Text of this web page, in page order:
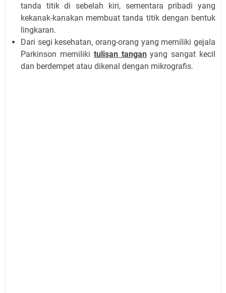
tanda titik di sebelah kiri, sementara pribadi yang
kekanak-kanakan membuat tanda titik dengan bentuk
lingkaran.
Dari segi kesehatan, orang-orang yang memiliki gejala
Parkinson memiliki tulisan tanganyang sangat kecil
dan berdempet atau dikenal dengan mikrografis.